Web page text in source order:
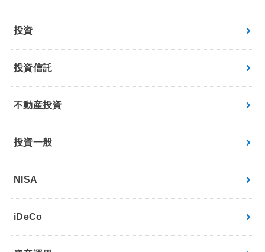
投資
投資信託
不動産投資
投資一般
NISA
iDeCo